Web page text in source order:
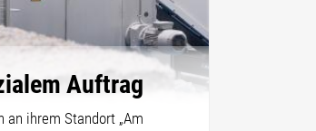
Auftrag
ihrem Standort „Am